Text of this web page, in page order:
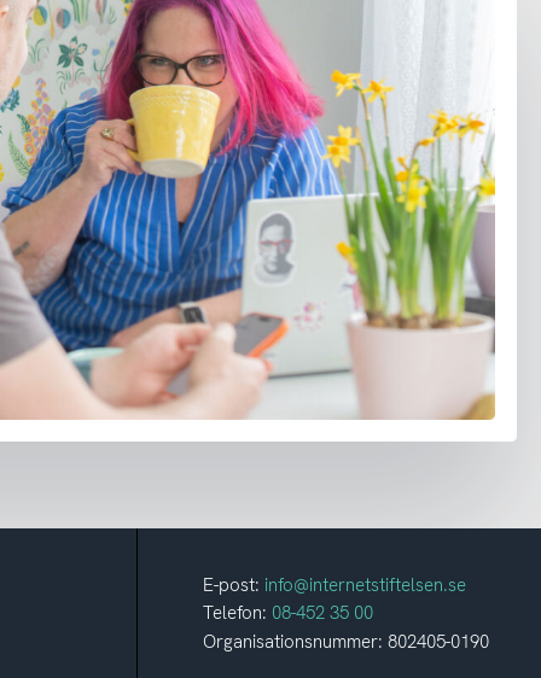
E-post: info@internetstiftelsen.se
Telefon: 08-452 35 00
Organisationsnummer: 802405-0190